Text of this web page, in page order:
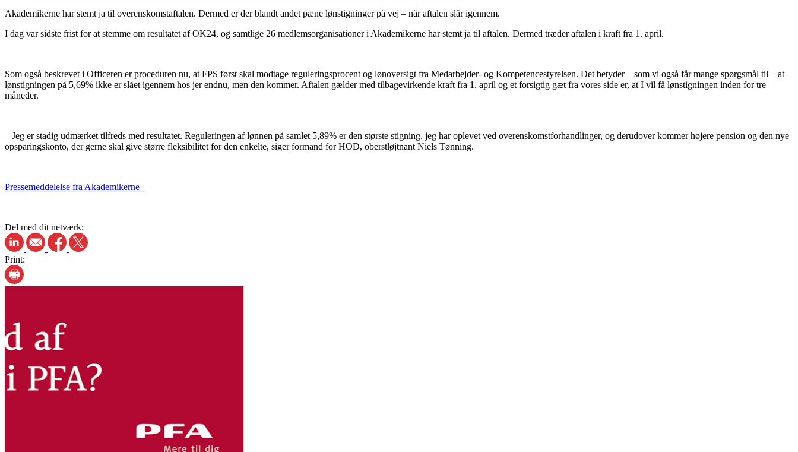
Akademikerne har stemt ja til overenskomstaftalen. Dermed er der blandt andet pæne lønstigninger på vej – når aftalen slår igennem.
I dag var sidste frist for at stemme om resultatet af OK24, og samtlige 26 medlemsorganisationer i Akademikerne har stemt ja til aftalen. Dermed træder aftalen i kraft fra 1. april.
Som også beskrevet i Officeren er proceduren nu, at FPS først skal modtage reguleringsprocent og lønoversigt fra Medarbejder- og Kompetencestyrelsen. Det betyder – som vi også får mange spørgsmål til – at
lønstigningen på 5,69% ikke er slået igennem hos jer endnu, men den kommer. Aftalen gælder med tilbagevirkende kraft fra 1. april og et forsigtig gæt fra vores side er, at I vil få lønstigningen inden for tre
måneder.
– Jeg er stadig udmærket tilfreds med resultatet. Reguleringen af lønnen på samlet 5,89% er den største stigning, jeg har oplevet ved overenskomstforhandlinger, og derudover kommer højere pension og den nye
opsparingskonto, der gerne skal give større fleksibilitet for den enkelte, siger formand for HOD, oberstløjtnant Niels Tønning.
Pressemeddelelse fra Akademikerne
Del med dit netværk:
Print: